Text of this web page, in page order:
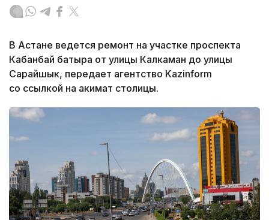
В Астане ведется ремонт на участке проспекта
Кабанбай батыра от улицы Калкаман до улицы
Сарайшык, передает агентство Kazinform
со ссылкой на акимат столицы.